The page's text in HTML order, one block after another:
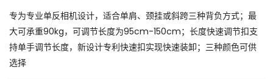
专为专业单反相机设计，适合单肩、颈挂或斜跨三种背负方式；最
大可承重90kg，可调节长度为95cm-150cm；长度快速调节扣支
持单手调节长度，新设计专利快速扣实现快速装卸；三种颜色可供
选择